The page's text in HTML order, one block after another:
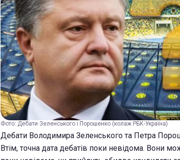
Фото: Дебати Зеленського і Порошенко (колаж РБК-Україна)
Дебати Володимира Зеленського та Петра
Втім, точна дата дебатів поки невідома. Вони